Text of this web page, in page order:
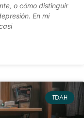
o cómo distinguir
En mi
TDAH